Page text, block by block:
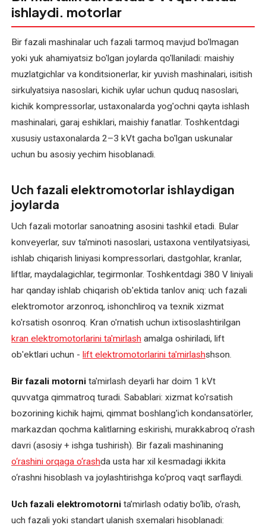
ta'mirlash
(mahalliy
va
xorijiy)
O'zgarmas
tok
elektromotorlarini
qayta
o'rash
tok
elektromotorlarini
qayta
o'rash
Payvand
transformatorlari
ta'mirlash
Sanoat
ta'mirlash
Texnik
xizmat
ko'rsatish
Tortish
ta'mirlash
ishlaydi. motorlar
Bir fazali mashinalar uch fazali tarmoq mavjud bo'lmagan
yoki yuk ahamiyatsiz bo'lgan joylarda qo'llaniladi: maishiy
muzlatgichlar va konditsionerlar, kir yuvish mashinalari, isitish
sirkulyatsiya nasoslari, kichik uylar uchun quduq nasoslari,
kichik kompressorlar, ustaxonalarda yog'ochni qayta ishlash
mashinalari, garaj eshiklari, maishiy fanatlar. Toshkentdagi
xususiy ustaxonalarda 2–3 kVt gacha bo'lgan uskunalar
uchun bu asosiy yechim hisoblanadi.
Uch fazali elektromotorlar ishlaydigan
joylarda
Uch fazali motorlar sanoatning asosini tashkil etadi. Bular
konveyerlar, suv ta'minoti nasoslari, ustaxona ventilyatsiyasi,
ishlab chiqarish liniyasi kompressorlari, dastgohlar, kranlar,
liftlar, maydalagichlar, tegirmonlar. Toshkentdagi 380 V liniyali
har qanday ishlab chiqarish ob'ektida tanlov aniq: uch fazali
elektromotor arzonroq, ishonchliroq va texnik xizmat
ko'rsatish osonroq. Kran o'rnatish uchun ixtisoslashtirilgan
kran elektromotorlarini ta'mirlash amalga oshiriladi, lift
ob'ektlari uchun - lift elektromotorlarini ta'mirlashshson.
Bir fazali motorni ta'mirlash deyarli har doim 1 kVt
quvvatga qimmatroq turadi. Sabablari: xizmat ko'rsatish
bozorining kichik hajmi, qimmat boshlang'ich kondansatörler,
markazdan qochma kalitlarning eskirishi, murakkabroq o'rash
davri (asosiy + ishga tushirish). Bir fazali mashinaning
o‘rashini orqaga o‘rashda usta har xil kesmadagi ikkita
o‘rashni hisoblash va joylashtirishga ko‘proq vaqt sarflaydi.
Uch fazali elektromotorni ta’mirlash odatiy bo‘lib, o‘rash,
uch fazali yoki standart ulanish sxemalari hisoblanadi: